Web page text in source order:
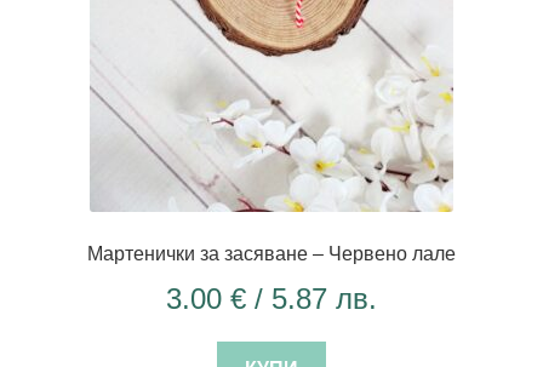
Мартенички за засяване – Червено лале
3.00 € / 5.87 лв.